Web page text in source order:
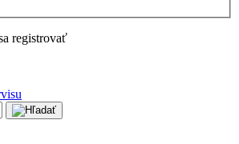
registrovať